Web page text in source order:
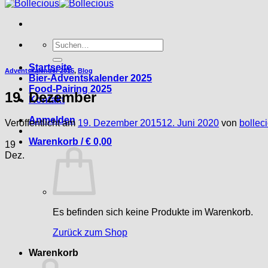
Suche
nach:
Startseite
Bier-Adventskalender 2025
Food-Pairing 2025
Kontakt
Anmelden
Warenkorb /€ 0,00
Es befinden sich keine Produkte im Warenkorb.
Zurück zum Shop
Warenkorb
Adventskalender 2015, Blog
19. Dezember
Veröffentlicht am 19. Dezember 201512. Juni 2020 von
19
Dez.